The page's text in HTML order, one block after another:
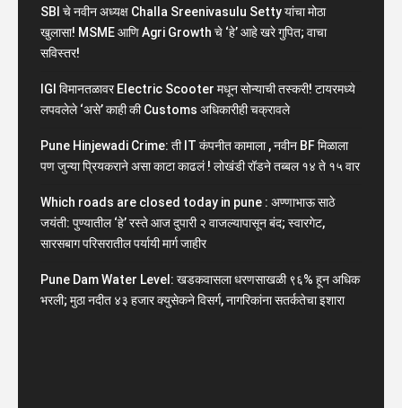
SBI चे नवीन अध्यक्ष Challa Sreenivasulu Setty यांचा मोठा
खुलासा! MSME आणि Agri Growth चे ‘हे’ आहे खरे गुपित; वाचा
सविस्तर!
IGI विमानतळावर Electric Scooter मधून सोन्याची तस्करी! टायरमध्ये
लपवलेले ‘असे’ काही की Customs अधिकारीही चक्रावले
Pune Hinjewadi Crime: ती IT कंपनीत कामाला , नवीन BF मिळाला
पण जुन्या प्रियकराने असा काटा काढलं ! लोखंडी रॉडने तब्बल १४ ते १५ वार
Which roads are closed today in pune : अण्णाभाऊ साठे
जयंती: पुण्यातील ‘हे’ रस्ते आज दुपारी २ वाजल्यापासून बंद; स्वारगेट,
सारसबाग परिसरातील पर्यायी मार्ग जाहीर
Pune Dam Water Level: खडकवासला धरणसाखळी ९६% हून अधिक
भरली; मुठा नदीत ४३ हजार क्युसेकने विसर्ग, नागरिकांना सतर्कतेचा इशारा